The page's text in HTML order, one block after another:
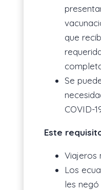
que
Se
COVID-
Este
Viajeros
Los
les